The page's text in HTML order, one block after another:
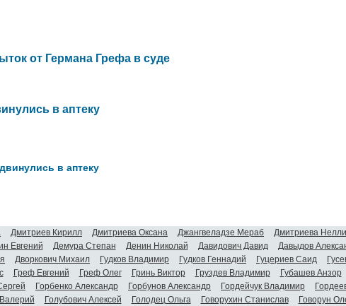
от Германа Грефа в суде
в аптеку
в аптеку
Дмитриев Кирилл Дмитриева Оксана Джангвеладзе Мераб Дмитриева Нелли
Евгений Демура Степан Денин Николай Давидович Давид Давыдов
Дворкович Михаил Гудков Владимир Гудков Геннадий Гуцериев Саид
Греф Евгений Греф Олег Гринь Виктор Груздев Владимир Губашев Анзор
Горбенко Александр Горбунов Александр Гордейчук Владимир
Голубович Алексей Голодец Ольга Говорухин Станислав Говорун